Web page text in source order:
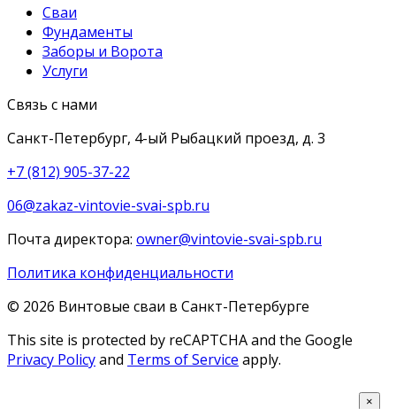
Сваи
Фундаменты
Заборы и Ворота
Услуги
Связь с нами
Санкт-Петербург, 4-ый Рыбацкий проезд, д. 3
+7 (812) 905-37-22
06@zakaz-vintovie-svai-spb.ru
Почта директора: owner@vintovie-svai-spb.ru
Политика конфиденциальности
© 2026 Винтовые сваи в Санкт-Петербурге
This site is protected by reCAPTCHA and the Google
Privacy Policyand Terms of Service apply.
×